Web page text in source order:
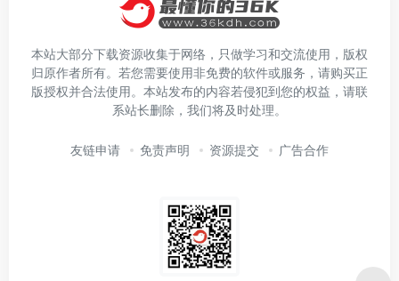
本站大部分下载资源收集于网络，只做学习和交流使用，版权
归原作者所有。若您需要使用非免费的软件或服务，请购买正
版授权并合法使用。本站发布的内容若侵犯到您的权益，请联
系站长删除，我们将及时处理。
友链申请 免责声明 资源提交 广告合作